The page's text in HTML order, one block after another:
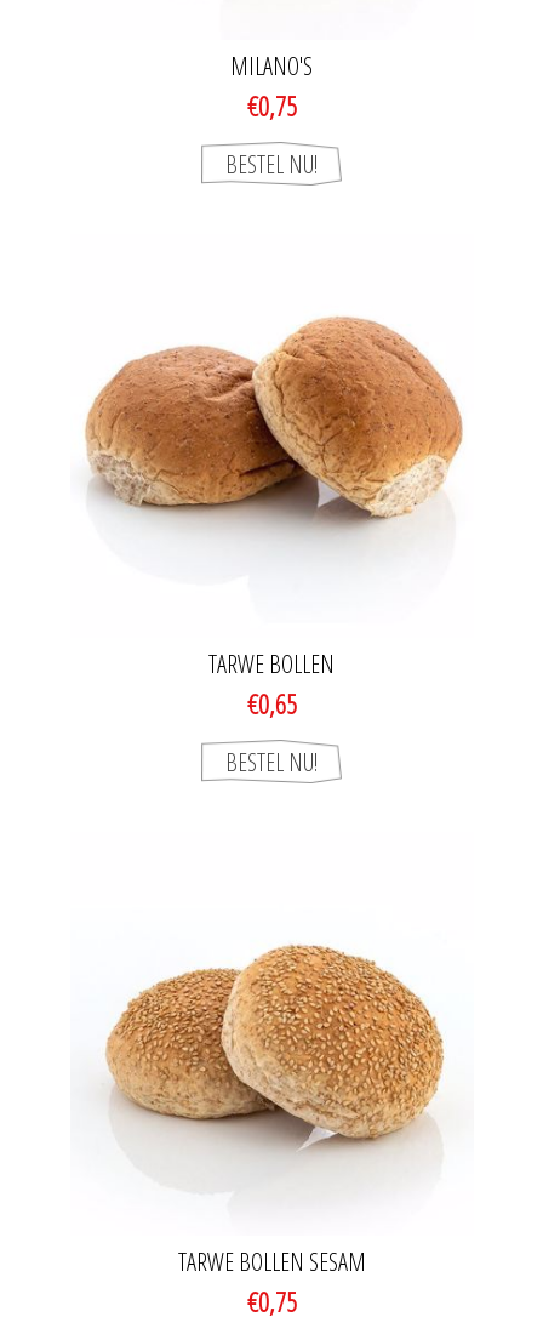
MILANO'S
€0,75
TARWE BOLLEN
€0,65
TARWE BOLLEN SESAM
€0,75